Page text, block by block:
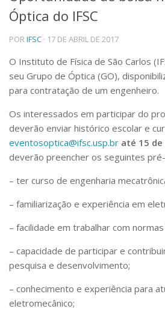
Telefones e Mapas
Pessoas
Ensino
Graduação
Pós-Graduação
Educação a distância
Cursos de Extensão
Pesquisa e Inovação
Linhas de Pesquisa
Centros, Núcleos e Projetos em
Pós-doutorado
Transferência de Tecnologia
Projetos, Programas e Cursos
Museus e Espaços Interativos
Serviços
Bibliotecas
Apoio ao Estudante
Óptica do IFSC
PORIFSC · 17 DE ABRIL DE 2017
O Instituto de Física de São Carlos
seu Grupo de Óptica (GO),
para contratação de um engenheiro.
Os interessados em participar do
deverão enviar histórico escolar e
eventosoptica@ifsc.usp.br até 15
deverão preencher os seguintes
– ter curso de engenharia
– familiarização e experiência em
– facilidade em trabalhar com
– capacidade de participar e
pesquisa e desenvolvimento;
– conhecimento e experiência para
eletromecânico;